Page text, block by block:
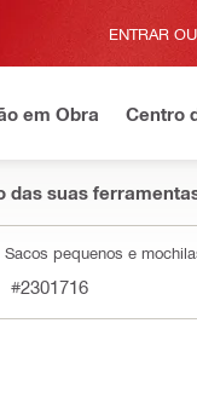
ENTRAR
em Obra Centro
das suas
Sacos pequenos e
#2301716